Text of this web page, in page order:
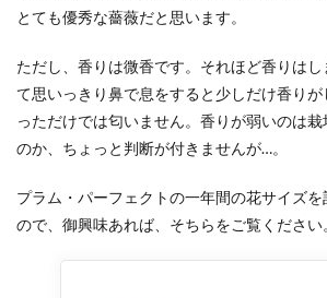
とても優秀な薔薇だと思います。
ただし、香りは微香です。それほど香りは
て思いっきり鼻で息をすると少しだけ香り
っただけでは匂いません。香りが弱いのは
のか、ちょっと判断が付きませんが…。
プラム・パーフェクトの一年間の花サイズ
ので、御興味あれば、そちらをご覧ください